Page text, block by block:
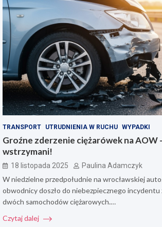
TRANSPORT UTRUDNIENIA W RUCHU WYPADKI
Groźne zderzenie ciężarówek na AOW
wstrzymani!
18 listopada 2025 Paulina Adamczyk
W niedzielne przedpołudnie na wrocławskiej
obwodnicy doszło do niebezpiecznego incydentu
dwóch samochodów ciężarowych.…
Czytaj dalej